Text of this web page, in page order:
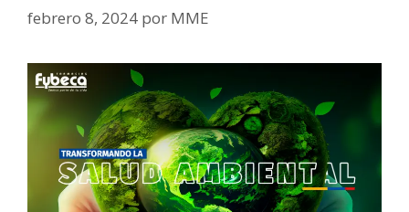
febrero 8, 2024 por MME